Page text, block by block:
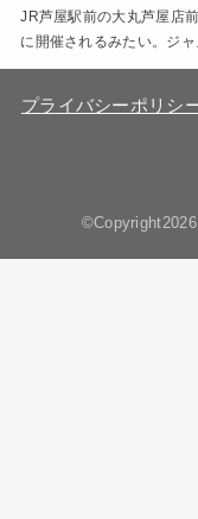
JR芦屋駅前の大丸芦屋店
に開催されるみたい。ジ
プライバシーポリシ